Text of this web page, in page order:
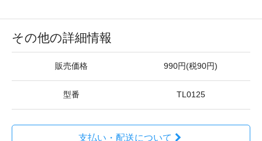
その他の詳細情報
販売価格 990円(税90円)
型番 TL0125
支払い・配送について